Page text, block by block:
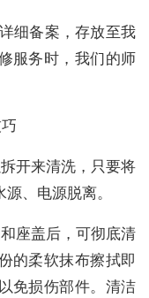
细备案，存放至我
服务时，我们的师
开来清洗，只要将
、电源脱离。
座盖后，可彻底清
的柔软抹布擦拭即
免损伤部件。清洁